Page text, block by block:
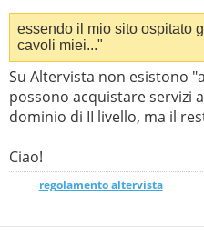
essendo il mio sito ospitato
cavoli miei..."
Su Altervista non esistono
possono acquistare servizi
dominio di II livello, ma il
Ciao!
regolamento altervista